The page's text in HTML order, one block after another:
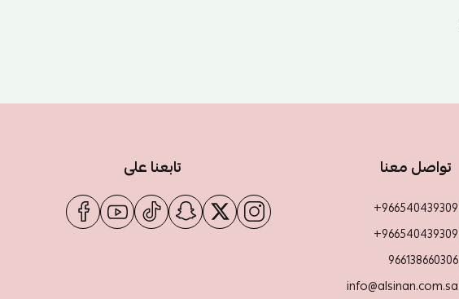
تواصل معنا
+966540439309
+966540439309
966138660306
info@alsinan.com.sa
تابعنا على